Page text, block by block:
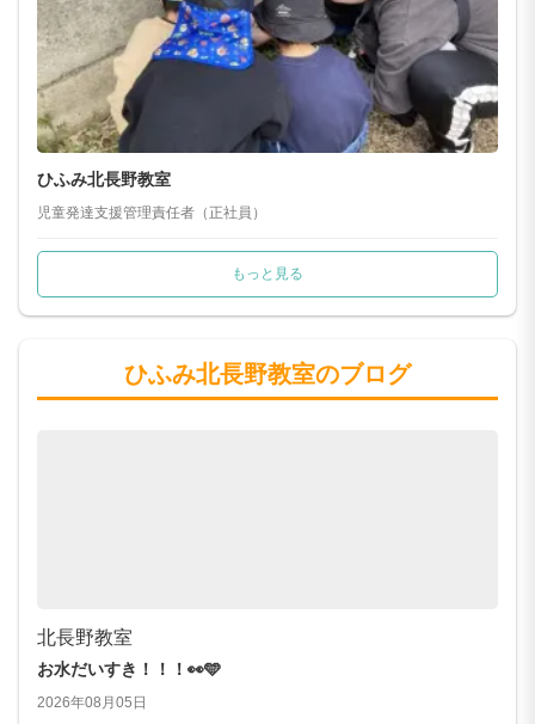
ひふみ北長野教室
児童発達支援管理責任者（正社員）
もっと見る
ひふみ北長野教室のブログ
北長野教室
お水だいすき！！！👀🩵
2026年08月05日